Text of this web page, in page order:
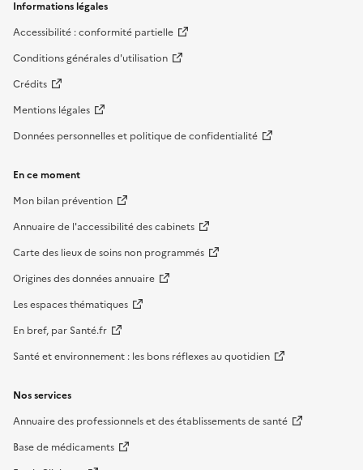
Informations légales
Accessibilité : conformité partielle
Conditions générales d'utilisation
Crédits
Mentions légales
Données personnelles et politique de confidentialité
En ce moment
Mon bilan prévention
Annuaire de l'accessibilité des cabinets
Carte des lieux de soins non programmés
Origines des données annuaire
Les espaces thématiques
En bref, par Santé.fr
Santé et environnement : les bons réflexes au quotidien
Nos services
Annuaire des professionnels et des établissements de santé
Base de médicaments